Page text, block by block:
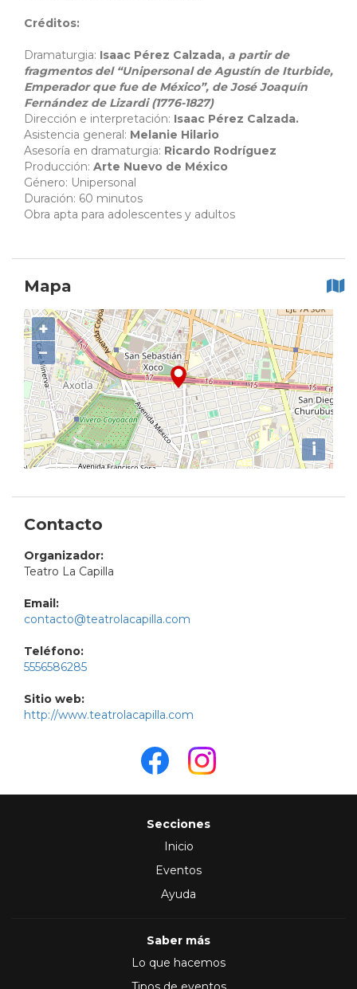
Créditos:
Dramaturgia: Isaac Pérez Calzada, a partir de
fragmentos del “Unipersonal de Agustín de Iturbide,
Emperador que fue de México”, de José Joaquín
Fernández de Lizardi (1776-1827)
Dirección e interpretación: Isaac Pérez Calzada.
Asistencia general: Melanie Hilario
Asesoría en dramaturgia: Ricardo Rodríguez
Producción: Arte Nuevo de México
Género: Unipersonal
Duración: 60 minutos
Obra apta para adolescentes y adultos
Mapa
+
−
i
Contacto
Organizador:
Teatro La Capilla
Email:
contacto@teatrolacapilla.com
Teléfono:
5556586285
Sitio web:
http://www.teatrolacapilla.com
Secciones
Inicio
Eventos
Ayuda
Saber más
Lo que hacemos